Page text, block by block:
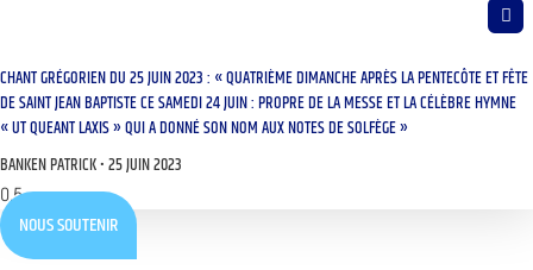
CHANT GRÉGORIEN DU 25 JUIN 2023 : « QUATRIÈME DIMANCHE APRÈS LA PENTECÔTE ET FÊTE
DE SAINT JEAN BAPTISTE CE SAMEDI 24 JUIN : PROPRE DE LA MESSE ET LA CÉLÈBRE HYMNE
« UT QUEANT LAXIS » QUI A DONNÉ SON NOM AUX NOTES DE SOLFÈGE »
BANKEN PATRICK 25 JUIN 2023
NOUS SOUTENIR